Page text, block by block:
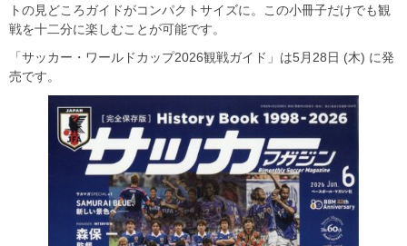
トの見どころガイドがコンパクトサイズに。この小冊子だけでも観
戦を十二分に楽しむことが可能です。
「サッカー・ワールドカップ2026観戦ガイド」は5月28日 (木) に発
売です。